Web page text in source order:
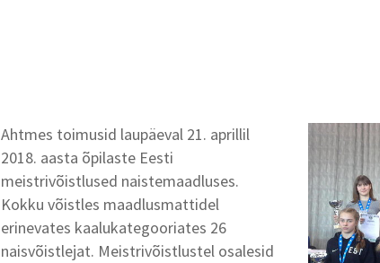
Ahtmes toimusid laupäeval 21. aprillil
2018. aasta õpilaste Eesti
meistrivõistlused naistemaadluses.
Kokku võistles maadlusmattidel
erinevates kaalukategooriates 26
naisvõistlejat. Meistrivõistlustel osalesid